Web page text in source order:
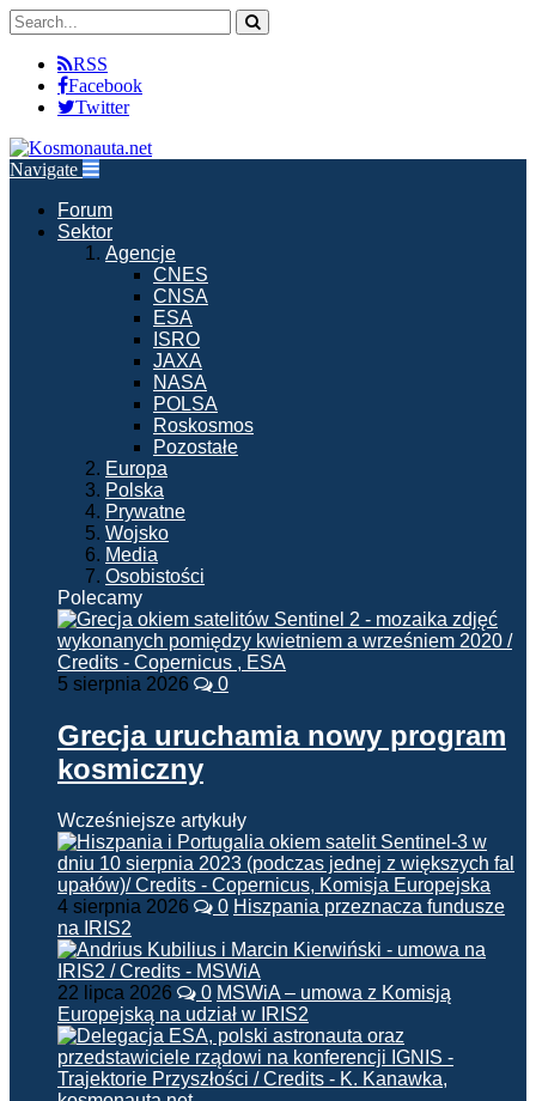
RSS
Facebook
Twitter
Navigate
Forum
Sektor
Agencje
CNES
CNSA
ESA
ISRO
JAXA
NASA
POLSA
Roskosmos
Pozostałe
Europa
Polska
Prywatne
Wojsko
Media
Osobistości
Polecamy
5 sierpnia 2026 0
Grecja uruchamia nowy program
kosmiczny
Wcześniejsze artykuły
4 sierpnia 2026 0 Hiszpania przeznacza fundusze
na IRIS2
22 lipca 2026 0 MSWiA – umowa z Komisją
Europejską na udział w IRIS2